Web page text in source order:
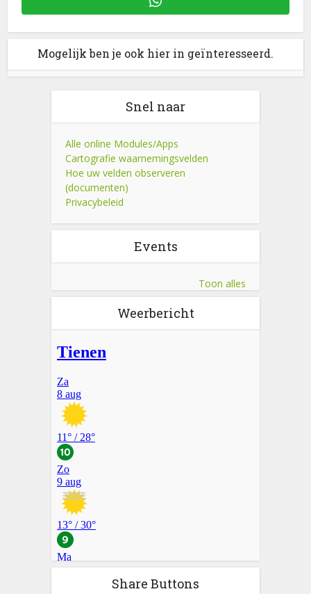
Mogelijk ben je ook hier in geïnteresseerd.
Snel naar
Alle online Modules/Apps
Cartografie waarnemingsvelden
Hoe uw velden observeren
(documenten)
Privacybeleid
Events
Toon alles
Weerbericht
Share Buttons